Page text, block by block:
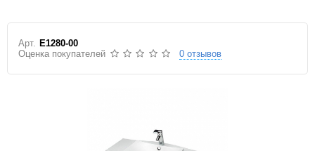
Арт. E1280-00
Оценка покупателей
0 отзывов